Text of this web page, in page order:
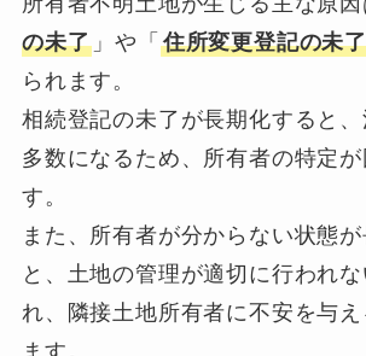
の未了 」や「 住所変更登記の未
られます。
相続登記の未了が長期化すると
多数になるため、所有者の特定が
す。
また、所有者が分からない状態
と、土地の管理が適切に行われ
れ、隣接土地所有者に不安を与え
ます。